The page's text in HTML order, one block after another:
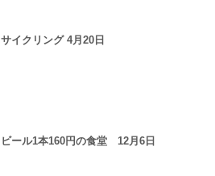
サイクリング 4月20日
ビール1本160円の食堂 12月6日